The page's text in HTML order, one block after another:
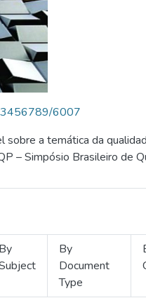
6007
a temática da
– Simpósio Brasileiro de
By
By
Document
Type